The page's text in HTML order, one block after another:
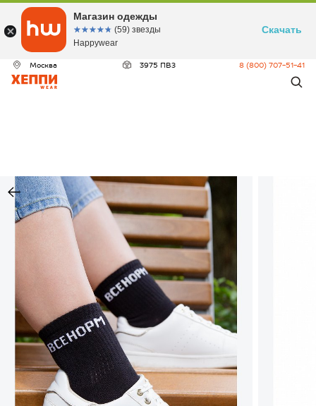
Москва 3975 ПВЗ 8 (800) 707-51-41
Магазин одежды
☆☆☆☆☆
★★★★★ (59) звезды
Happywear
Скачать